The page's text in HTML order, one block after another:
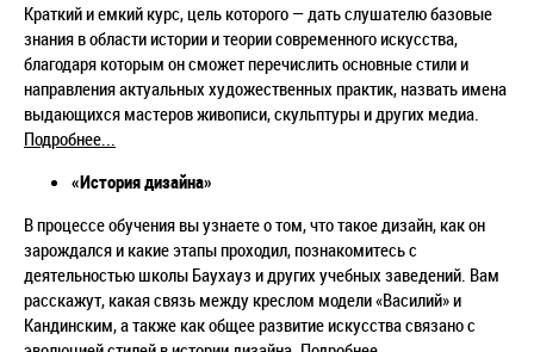
Краткий и емкий курс, цель которого — дать слушателю базовые
знания в области истории и теории современного искусства,
благодаря которым он сможет перечислить основные стили и
направления актуальных художественных практик, назвать имена
выдающихся мастеров живописи, скульптуры и других медиа.
Подробнее...
«История дизайна»
В процессе обучения вы узнаете о том, что такое дизайн, как он
зарождался и какие этапы проходил, познакомитесь с
деятельностью школы Баухауз и других учебных заведений. Вам
расскажут, какая связь между креслом модели «Василий» и
Кандинским, а также как общее развитие искусства связано с